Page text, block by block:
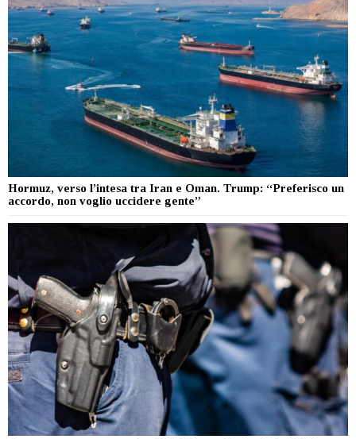
Hormuz, verso l’intesa tra Iran e Oman. Trump: “Preferisco un
accordo, non voglio uccidere gente”